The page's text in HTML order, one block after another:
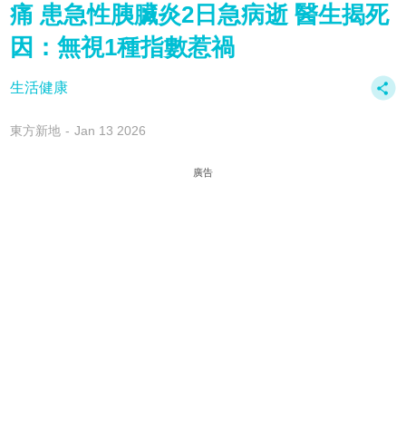
痛 患急性胰臟炎2日急病逝 醫生揭死
因：無視1種指數惹禍
生活健康
東方新地 Jan 13 2026
廣告